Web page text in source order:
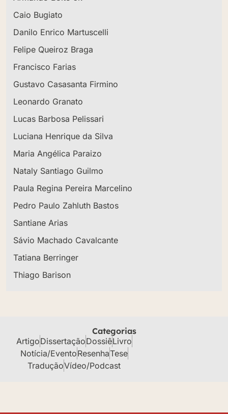
Caio Bugiato
Danilo Enrico Martuscelli
Felipe Queiroz Braga
Francisco Farias
Gustavo Casasanta Firmino
Leonardo Granato
Lucas Barbosa Pelissari
Luciana Henrique da Silva
Maria Angélica Paraizo
Nataly Santiago Guilmo
Paula Regina Pereira Marcelino
Pedro Paulo Zahluth Bastos
Santiane Arias
Sávio Machado Cavalcante
Tatiana Berringer
Thiago Barison
Categorias
ArtigoDissertaçãoDossiêLivro
Notícia/EventoResenhaTese
TraduçãoVídeo/Podcast